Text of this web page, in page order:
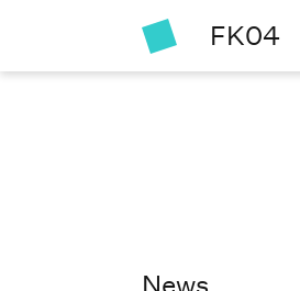
FK04
News